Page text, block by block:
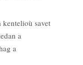
savet
a
a